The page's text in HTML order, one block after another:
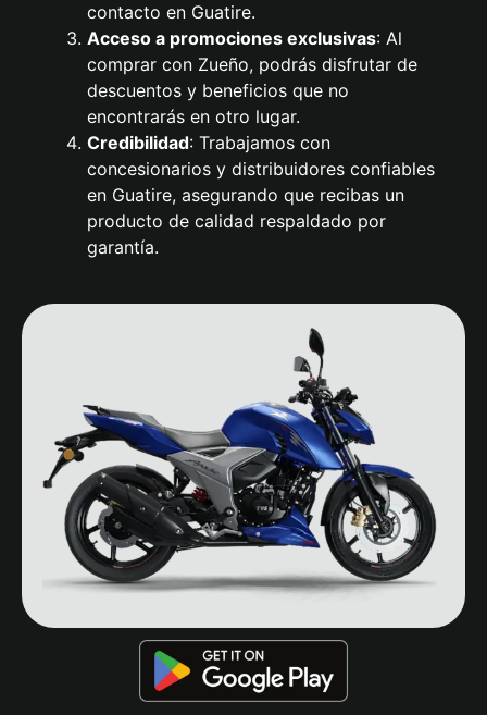
contacto en Guatire.
Acceso a promociones exclusivas: Al
comprar con Zueño, podrás disfrutar de
descuentos y beneficios que no
encontrarás en otro lugar.
Credibilidad: Trabajamos con
concesionarios y distribuidores confiables
en Guatire, asegurando que recibas un
producto de calidad respaldado por
garantía.